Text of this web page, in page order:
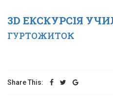
3D ЕКСКУРСІЯ
ГУРТОЖИТОК
Share This: